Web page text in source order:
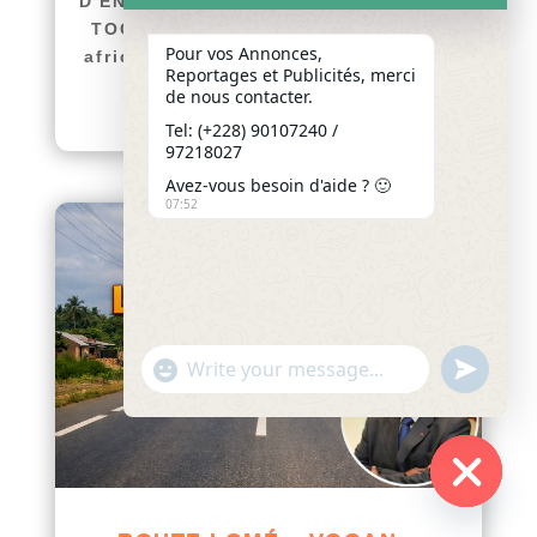
TOGBUI DÈDÈ FÉLIX EKE-METOHO
afriquenligne.tg La Cour Royale de
Koutsin (Tohoun) a...
Pour vos Annonces,
Reportages et Publicités, merci
de nous contacter.
Tel: (+228) 90107240 /
97218027
Avez-vous besoin d'aide ? 🙂
07:52
"+chaty_settings.lang.emoji_picker+"
WhatsApp
undefined